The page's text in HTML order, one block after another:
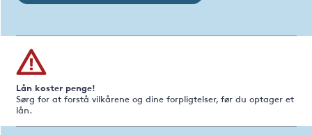
Lån koster penge!
Sørg for at forstå vilkårene og dine forpligtelser, før du optager et
lån.